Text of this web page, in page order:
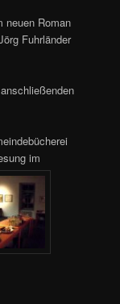
neuen Roman
Fuhrländer
im